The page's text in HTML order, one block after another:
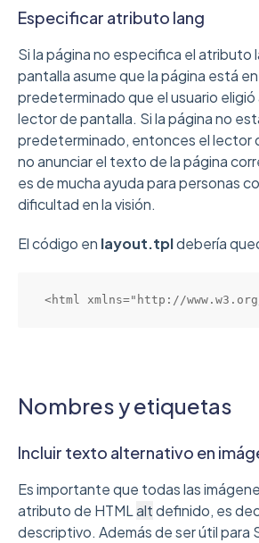
Especificar atributo lang
Si la página no especifica el atributo
pantalla asume que la página está
predeterminado que el usuario eligió
lector de pantalla. Si la página no
predeterminado, entonces el lector
no anunciar el texto de la página
es de mucha ayuda para personas
dificultad en la visión.
El código en layout.tpldebería
<html xmlns="http://
Nombres y etiquetas
Incluir texto alternativo en
Es importante que todas las
atributo de HTMLaltdefinido, es
descriptivo. Además de ser útil para